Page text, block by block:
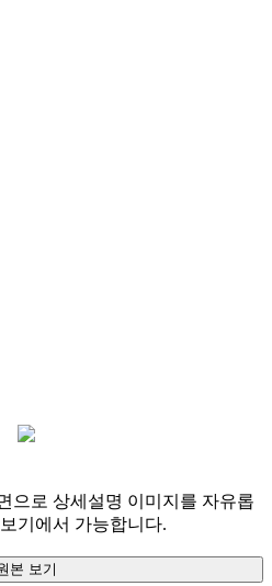
으로 상세설명 이미지를 자유롭
기에서 가능합니다.
본 보기